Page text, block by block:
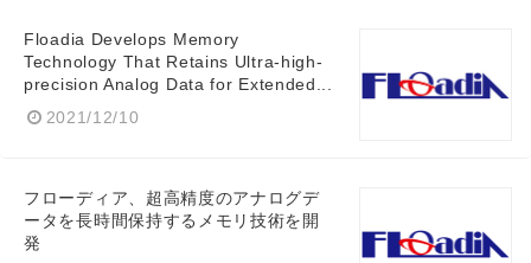
Floadia Develops Memory
Technology That Retains Ultra-high-
precision Analog Data for Extended...
2021/12/10
フローディア、超高精度のアナログデ
ータを長時間保持するメモリ技術を開
発